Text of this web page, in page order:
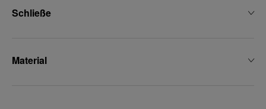
Schließe
Material